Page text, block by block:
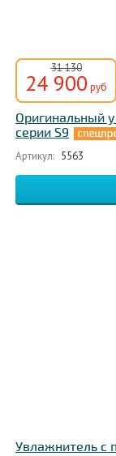
31 130
24 900 руб
Оригинальный
серии S9
Артикул: 5563
Увлажнитель с